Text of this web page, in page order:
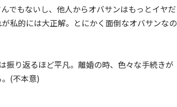
でもないし、他人からオバサンはもっとイヤだ
私的には大正解。とにかく面倒なオバサンなの
振り返るほど平凡。離婚の時、色々な手続きが
(不本意)